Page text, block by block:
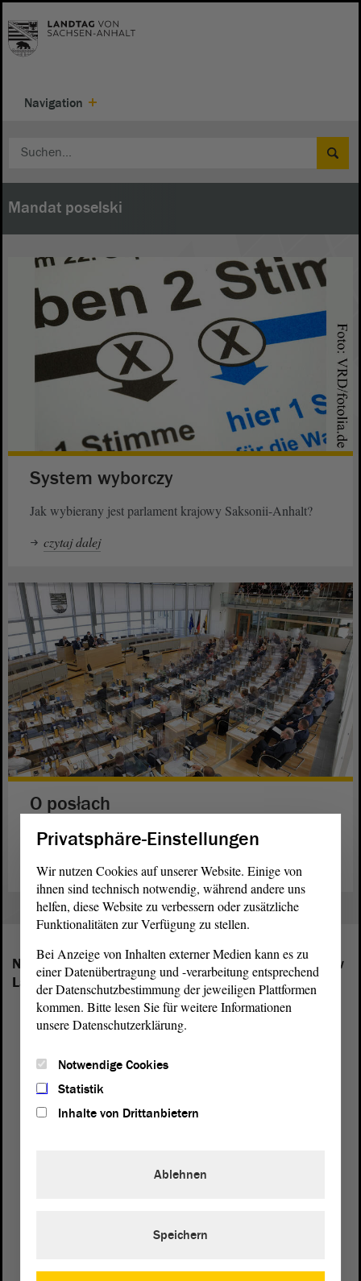
Navigation
Mandat poselski
System wyborczy
Jak wybierany jest parlament krajowy Saksonii-Anhalt?
czytaj dalej
O posłach
Zróżnicowany dzień powszedni posła.
czytaj dalej
Następujące frakcje mają swoich przedstawicieli w
Landtagu Saksonii-Anhalt:
Adres
Privatsphäre-Einstellungen
Wir nutzen Cookies auf unserer Website. Einige von
ihnen sind technisch notwendig, während andere uns
helfen, diese Website zu verbessern oder zusätzliche
Funktionalitäten zur Verfügung zu stellen.
Bei Anzeige von Inhalten externer Medien kann es zu
einer Datenübertragung und -verarbeitung entsprechend
der Datenschutzbestimmung der jeweiligen Plattformen
kommen. Bitte lesen Sie für weitere Informationen
unsere Datenschutzerklärung.
Notwendige Cookies
Statistik
Inhalte von Drittanbietern
Ablehnen
Speichern